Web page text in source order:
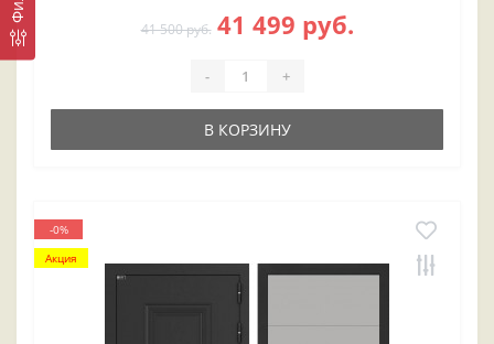
41 500 руб. 41 499 руб.
- +
В КОРЗИНУ
-0%
Акция